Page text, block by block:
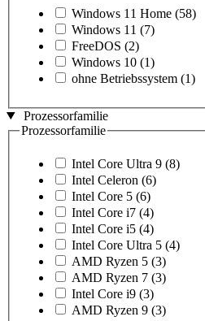
Windows 11 Home (58)
Windows 11 (7)
FreeDOS (2)
Windows 10 (1)
ohne Betriebssystem (1)
Prozessorfamilie
Prozessorfamilie
Intel Core Ultra 9 (8)
Intel Celeron (6)
Intel Core 5 (6)
Intel Core i7 (4)
Intel Core i5 (4)
Intel Core Ultra 5 (4)
AMD Ryzen 5 (3)
AMD Ryzen 7 (3)
Intel Core i9 (3)
AMD Ryzen 9 (3)